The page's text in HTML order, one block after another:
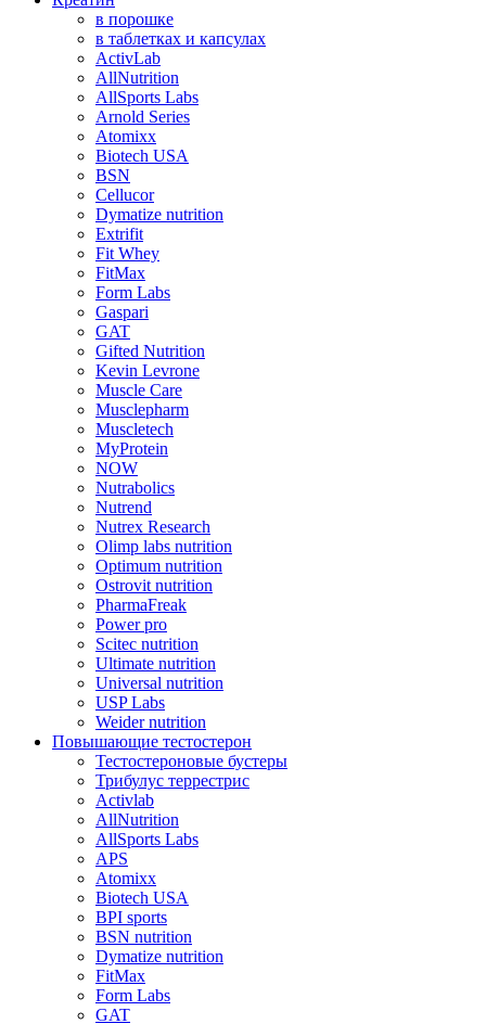
в порошке
в таблетках и капсулах
ActivLab
AllNutrition
AllSports Labs
Arnold Series
Atomixx
Biotech USA
BSN
Cellucor
Dymatize nutrition
Extrifit
Fit Whey
FitMax
Form Labs
Gaspari
GAT
Gifted Nutrition
Kevin Levrone
Muscle Care
Musclepharm
Muscletech
MyProtein
NOW
Nutrabolics
Nutrend
Nutrex Research
Olimp labs nutrition
Optimum nutrition
Ostrovit nutrition
PharmaFreak
Power pro
Scitec nutrition
Ultimate nutrition
Universal nutrition
USP Labs
Weider nutrition
Повышающие тестостерон
Тестостероновые бустеры
Трибулус террестрис
Activlab
AllNutrition
AllSports Labs
APS
Atomixx
Biotech USA
BPI sports
BSN nutrition
Dymatize nutrition
FitMax
Form Labs
GAT